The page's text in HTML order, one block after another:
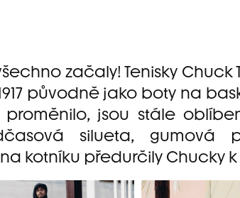
začaly! Tenisky Chuck
původně jako boty na
jsou stále
silueta, gumová
kotníku předurčily Chucky